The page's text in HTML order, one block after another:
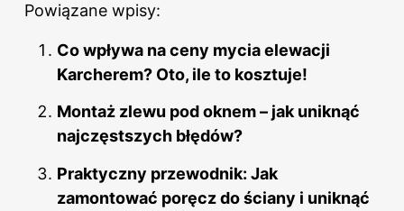
c
e
b
o
o
k
er
e
st
e
dI
n
di
t
bl
r
Powiązane wpisy:
Co wpływa na ceny mycia elewacji
Karcherem? Oto, ile to kosztuje!
Montaż zlewu pod oknem – jak uniknąć
najczęstszych błędów?
Praktyczny przewodnik: Jak
zamontować poręcz do ściany i uniknąć